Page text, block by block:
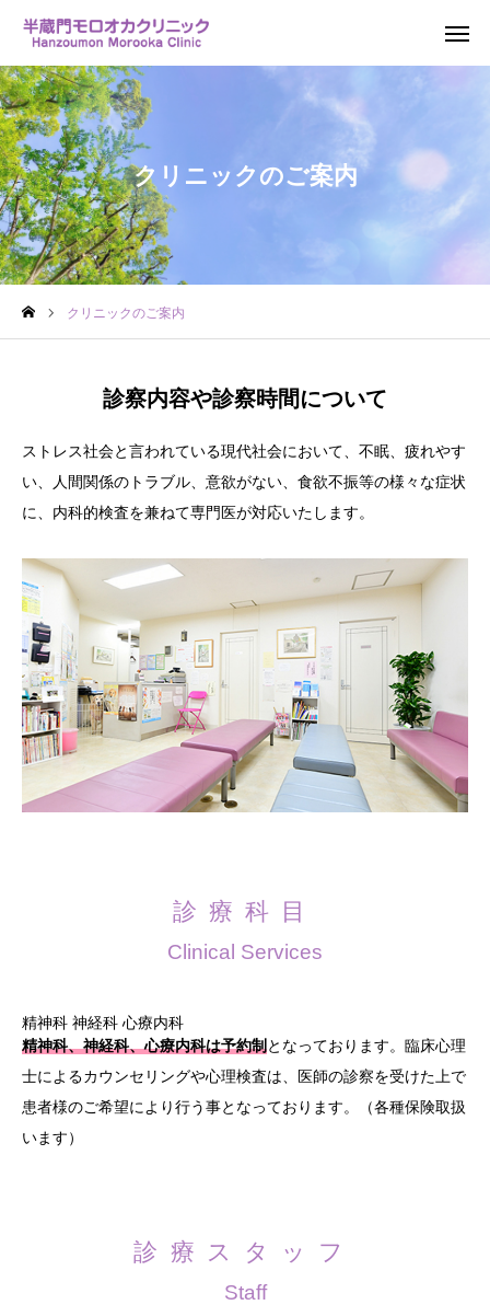
クリニックのご案内
クリニックのご案内
診察内容や診察時間について
ストレス社会と言われている現代社会において、不眠、疲れやす
い、人間関係のトラブル、意欲がない、食欲不振等の様々な症状
に、内科的検査を兼ねて専門医が対応いたします。
診療科目
Clinical Services
精神科 神経科 心療内科
精神科、神経科、心療内科は予約制となっております。臨床心理
士によるカウンセリングや心理検査は、医師の診察を受けた上で
患者様のご希望により行う事となっております。（各種保険取扱
います）
診療スタッフ
Staff
問い合わせ
クリニックのご案内
スタッフ紹介
カウンセリング
Q&A
お問い合わせ